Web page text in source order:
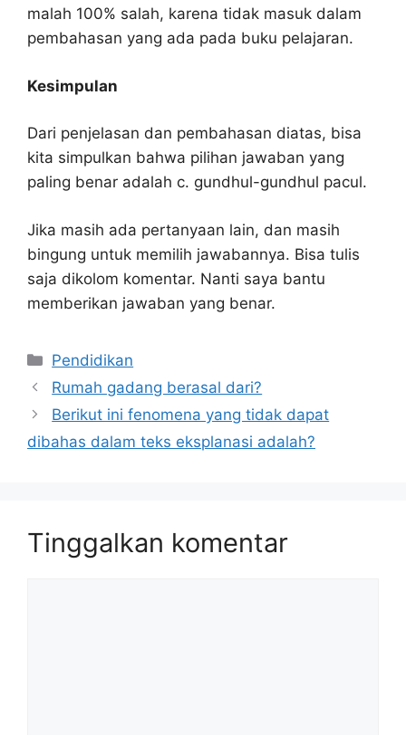
malah 100% salah, karena tidak masuk dalam
pembahasan yang ada pada buku pelajaran.
Kesimpulan
Dari penjelasan dan pembahasan diatas, bisa
kita simpulkan bahwa pilihan jawaban yang
paling benar adalah c. gundhul-gundhul pacul.
Jika masih ada pertanyaan lain, dan masih
bingung untuk memilih jawabannya. Bisa tulis
saja dikolom komentar. Nanti saya bantu
memberikan jawaban yang benar.
Kategori
Pendidikan
Rumah gadang berasal dari?
Berikut ini fenomena yang tidak dapat
dibahas dalam teks eksplanasi adalah?
Tinggalkan komentar